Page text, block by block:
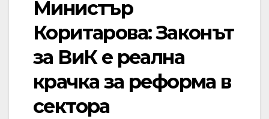
Министър
Коритарова: Законът
за ВиК е реална
крачка за реформа в
сектора